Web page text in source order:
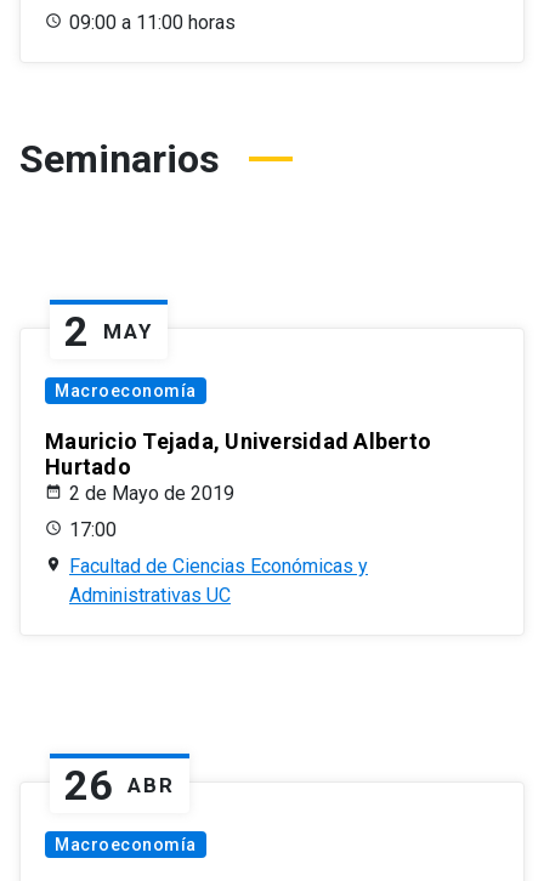
09:00 a 11:00 horas
Seminarios
2 MAY
Macroeconomía
Mauricio Tejada, Universidad Alberto
Hurtado
2 de Mayo de 2019
17:00
Facultad de Ciencias Económicas y
Administrativas UC
26 ABR
Macroeconomía